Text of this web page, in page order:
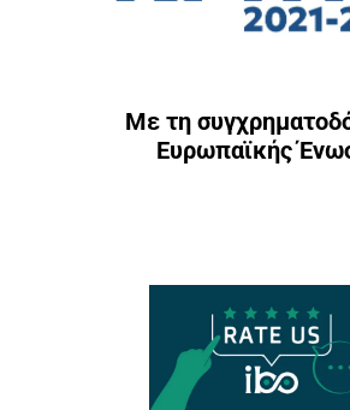
Με τη
Ευρωπαϊκής